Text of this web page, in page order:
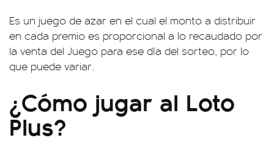
Es un juego de azar en el cual el monto a distribuir
en cada premio es proporcional a lo recaudado por
la venta del Juego para ese día del sorteo, por lo
que puede variar.
¿Cómo jugar al Loto
Plus?